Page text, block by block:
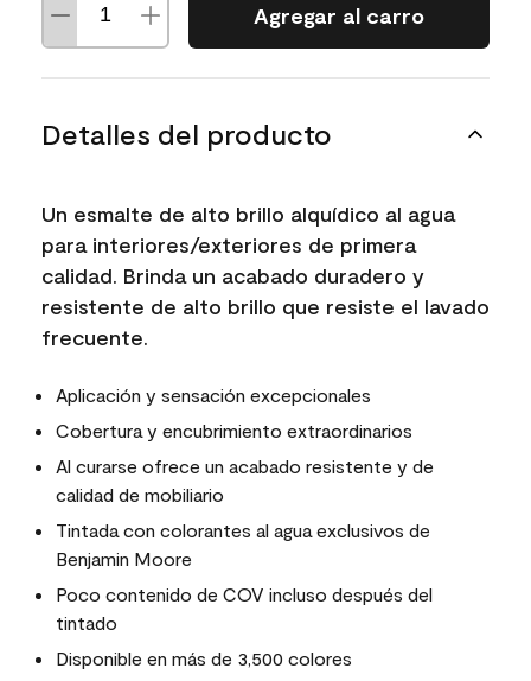
Agregar al carro
Detalles del producto
Un esmalte de alto brillo alquídico al agua
para interiores/exteriores de primera
calidad. Brinda un acabado duradero y
resistente de alto brillo que resiste el lavado
frecuente.
Aplicación y sensación excepcionales
Cobertura y encubrimiento extraordinarios
Al curarse ofrece un acabado resistente y de
calidad de mobiliario
Tintada con colorantes al agua exclusivos de
Benjamin Moore
Poco contenido de COV incluso después del
tintado
Disponible en más de 3,500 colores